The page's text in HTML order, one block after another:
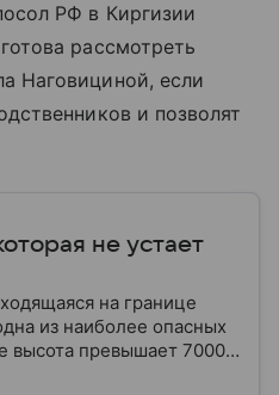
РФ в Киргизии
рассмотреть
Наговициной, если
и позволят
не устает
на границе
из наиболее опасных
высота превышает 7000
на стыке двух